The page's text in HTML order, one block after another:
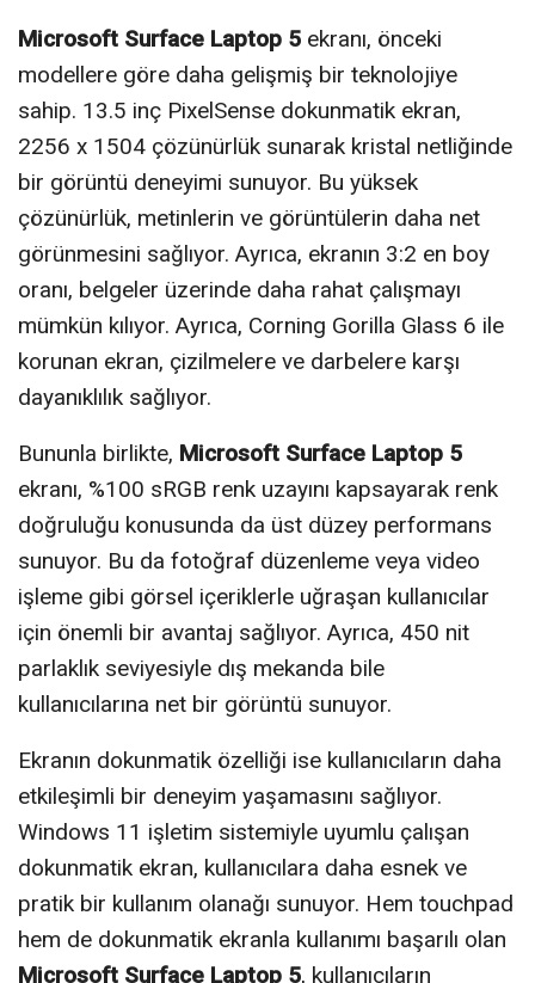
Microsoft Surface Laptop 5 ekranı, önceki
modellere göre daha gelişmiş bir teknolojiye
sahip. 13.5 inç PixelSense dokunmatik ekran,
2256 x 1504 çözünürlük sunarak kristal netliğinde
bir görüntü deneyimi sunuyor. Bu yüksek
çözünürlük, metinlerin ve görüntülerin daha net
görünmesini sağlıyor. Ayrıca, ekranın 3:2 en boy
oranı, belgeler üzerinde daha rahat çalışmayı
mümkün kılıyor. Ayrıca, Corning Gorilla Glass 6 ile
korunan ekran, çizilmelere ve darbelere karşı
dayanıklılık sağlıyor.
Bununla birlikte, Microsoft Surface Laptop 5
ekranı, %100 sRGB renk uzayını kapsayarak renk
doğruluğu konusunda da üst düzey performans
sunuyor. Bu da fotoğraf düzenleme veya video
işleme gibi görsel içeriklerle uğraşan kullanıcılar
için önemli bir avantaj sağlıyor. Ayrıca, 450 nit
parlaklık seviyesiyle dış mekanda bile
kullanıcılarına net bir görüntü sunuyor.
Ekranın dokunmatik özelliği ise kullanıcıların daha
etkileşimli bir deneyim yaşamasını sağlıyor.
Windows 11 işletim sistemiyle uyumlu çalışan
dokunmatik ekran, kullanıcılara daha esnek ve
pratik bir kullanım olanağı sunuyor. Hem touchpad
hem de dokunmatik ekranla kullanımı başarılı olan
Microsoft Surface Laptop 5, kullanıcıların